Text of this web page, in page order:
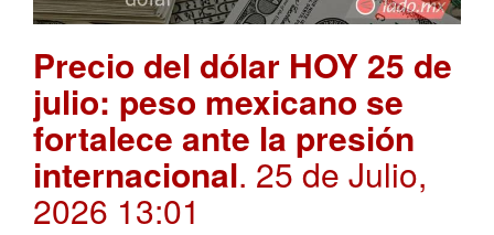
Precio del dólar HOY 25 de
julio: peso mexicano se
fortalece ante la presión
internacional. 25 de Julio,
2026 13:01